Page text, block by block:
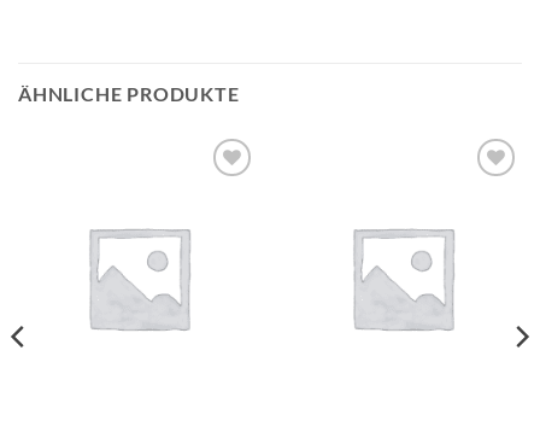
ÄHNLICHE PRODUKTE